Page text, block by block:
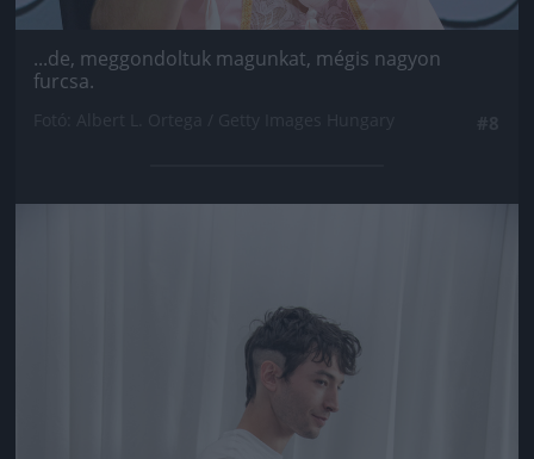
...de, meggondoltuk magunkat, mégis nagyon
furcsa.